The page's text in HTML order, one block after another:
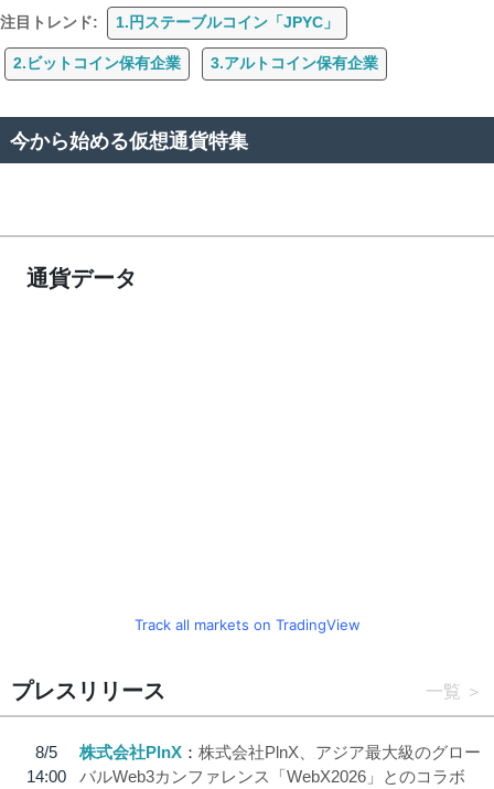
注目トレンド: 1.円ステーブルコイン「JPYC」
2.ビットコイン保有企業 3.アルトコイン保有企業
今から始める仮想通貨特集
通貨データ
Track all markets on TradingView
プレスリリース 一覧
8/5
14:00
株式会社PlnX
株式会社PlnX、アジア最大級のグロー
バルWeb3カンファレンス「WebX2026」とのコラボ